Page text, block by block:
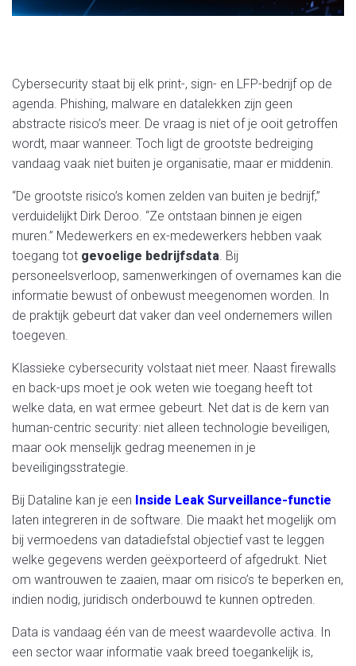
Cybersecurity staat bij elk print-, sign- en LFP-bedrijf op de
agenda. Phishing, malware en datalekken zijn geen
abstracte risico’s meer. De vraag is niet of je ooit getroffen
wordt, maar wanneer. Toch ligt de grootste bedreiging
vandaag vaak niet buiten je organisatie, maar er middenin.
“De grootste risico’s komen zelden van buiten je bedrijf,”
verduidelijkt Dirk Deroo. “Ze ontstaan binnen je eigen
muren.” Medewerkers en ex-medewerkers hebben vaak
toegang tot gevoelige bedrijfsdata. Bij
personeelsverloop, samenwerkingen of overnames kan die
informatie bewust of onbewust meegenomen worden. In
de praktijk gebeurt dat vaker dan veel ondernemers willen
toegeven.
Klassieke cybersecurity volstaat niet meer. Naast firewalls
en back-ups moet je ook weten wie toegang heeft tot
welke data, en wat ermee gebeurt. Net dat is de kern van
human-centric security: niet alleen technologie beveiligen,
maar ook menselijk gedrag meenemen in je
beveiligingsstrategie.
Bij Dataline kan je een Inside Leak Surveillance-functie
laten integreren in de software. Die maakt het mogelijk om
bij vermoedens van datadiefstal objectief vast te leggen
welke gegevens werden geëxporteerd of afgedrukt. Niet
om wantrouwen te zaaien, maar om risico’s te beperken en,
indien nodig, juridisch onderbouwd te kunnen optreden.
Data is vandaag één van de meest waardevolle activa. In
een sector waar informatie vaak breed toegankelijk is,